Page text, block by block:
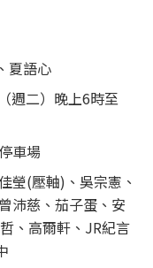
夏語心
週二）晚上6時至
車場
瑩(壓軸)、吳宗憲、
沛慈、茄子蛋、安
、高爾軒、JR紀言